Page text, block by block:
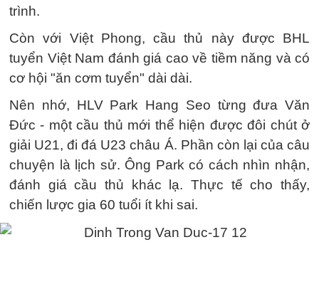
trình.
Còn với Việt Phong, cầu thủ này được BHL
tuyển Việt Nam đánh giá cao về tiềm năng và có
cơ hội "ăn cơm tuyển" dài dài.
Nên nhớ, HLV Park Hang Seo từng đưa Văn
Đức - một cầu thủ mới thể hiện được đôi chút ở
giải U21, đi đá U23 châu Á. Phần còn lại của câu
chuyện là lịch sử. Ông Park có cách nhìn nhận,
đánh giá cầu thủ khác lạ. Thực tế cho thấy,
chiến lược gia 60 tuổi ít khi sai.